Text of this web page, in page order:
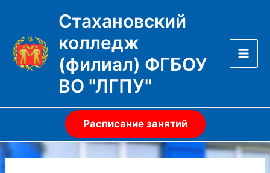
содержимому
Стахановский
колледж
(филиал) ФГБОУ
ВО "ЛГПУ"
Расписание занятий